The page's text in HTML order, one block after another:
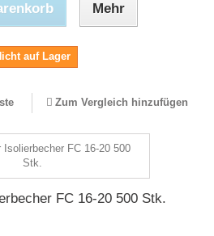
Mehr
auf Lager
Zum Vergleich hinzufügen
FC 16-20 500 Stk.